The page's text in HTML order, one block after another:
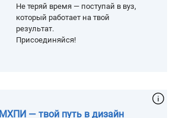
Не теряй время — поступай в вуз,
который работает на твой
результат.
Присоединяйся!
МХПИ — твой путь в дизайн